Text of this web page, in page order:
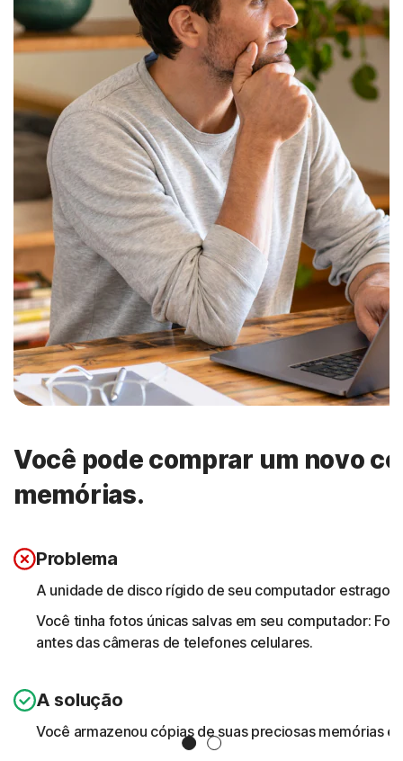
Você pode comprar um novo
memórias.
Problema
A unidade de disco rígido de seu computador
Você tinha fotos únicas salvas em seu computador:
antes das câmeras de telefones celulares.
A solução
Você armazenou cópias de suas preciosas memórias
Slide 1 Slide 2